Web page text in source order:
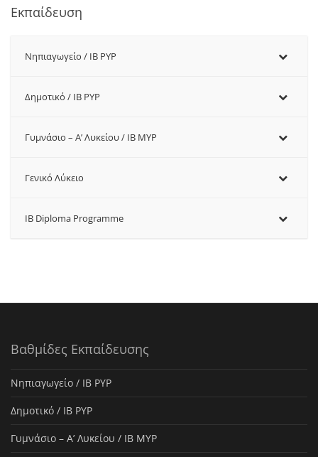
Εκπαίδευση
Νηπιαγωγείο / IB PYP
Δημοτικό / IB PYP
Γυμνάσιο – Α’ Λυκείου / IB MYP
Γενικό Λύκειο
IB Diploma Programme
Βαθμίδες Εκπαίδευσης
Νηπιαγωγείο / IB PYP
Δημοτικό / IB PYP
Γυμνάσιο – Α’ Λυκείου / IB MYP